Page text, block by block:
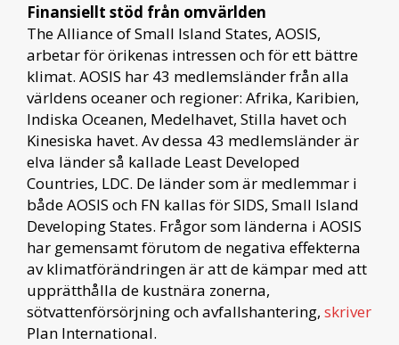
Finansiellt stöd från omvärlden
The Alliance of Small Island States, AOSIS,
arbetar för örikenas intressen och för ett bättre
klimat. AOSIS har 43 medlemsländer från alla
världens oceaner och regioner: Afrika, Karibien,
Indiska Oceanen, Medelhavet, Stilla havet och
Kinesiska havet. Av dessa 43 medlemsländer är
elva länder så kallade Least Developed
Countries, LDC. De länder som är medlemmar i
både AOSIS och FN kallas för SIDS, Small Island
Developing States. Frågor som länderna i AOSIS
har gemensamt förutom de negativa effekterna
av klimatförändringen är att de kämpar med att
upprätthålla de kustnära zonerna,
sötvattenförsörjning och avfallshantering, skriver
Plan International.